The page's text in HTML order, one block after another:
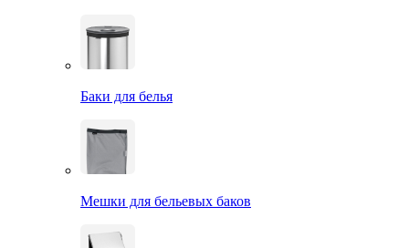
Баки для белья
Мешки для бельевых баков